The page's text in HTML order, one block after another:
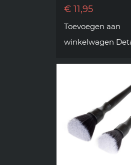
€11,95
Toevoegen aan
winkelwagen